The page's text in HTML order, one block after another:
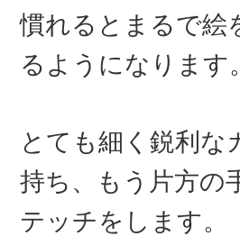
慣れるとまるで絵
るようになります。
とても細く鋭利な
持ち、もう片方の
テッチをします。